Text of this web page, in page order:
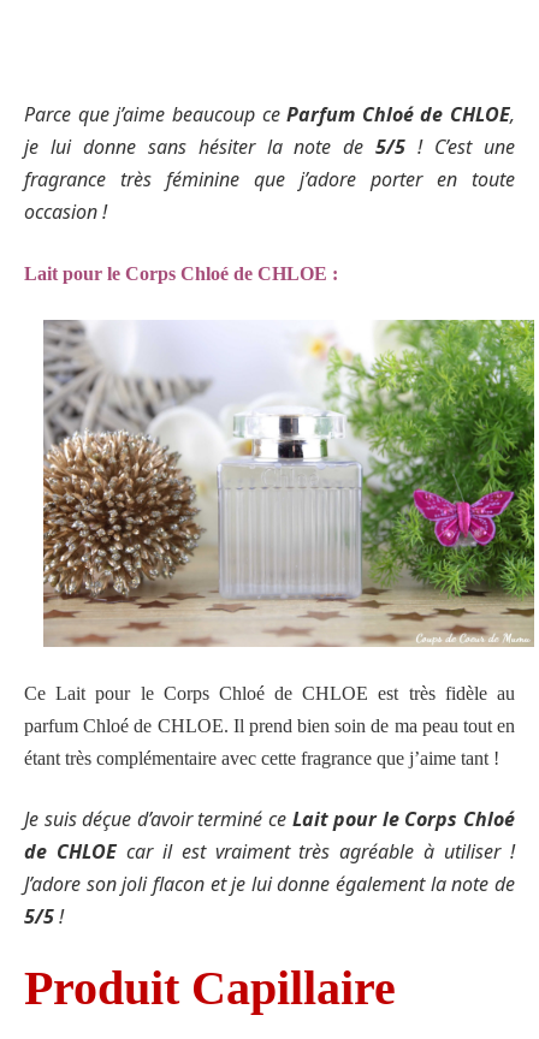
Parce que j’aime beaucoup ceParfum Chloé de CHLOE,
je lui donne sans hésiter la note de5/5 ! C’est une
fragrance très féminine que j’adore porter en toute
occasion !
Lait pour le Corps Chloé de CHLOE :
Ce Lait pour le Corps Chloé de CHLOE est très fidèle au
parfum Chloé de CHLOE. Il prend bien soin de ma peau tout en
étant très complémentaire avec cette fragrance que j’aime tant !
Je suis déçue d’avoir terminé ce Lait pour le Corps Chloé
de CHLOEcar il est vraiment très agréable à utiliser !
J’adore son joli flacon et je lui donne également la note de
5/5!
Produit Capillaire